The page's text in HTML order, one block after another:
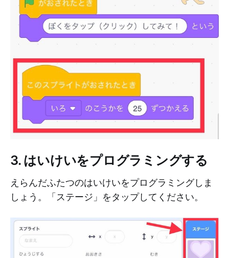
3. はいけいをプログラミングする
えらんだふたつのはいけいをプログラミングしま
しょう。「ステージ」をタップしてください。